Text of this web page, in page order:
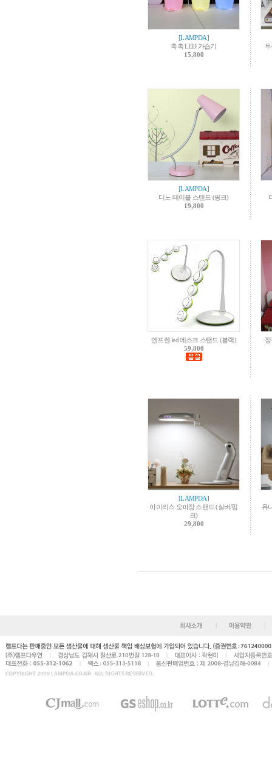
[LAMPDA]
촉촉 LED 가습기
15,800
[LAMPDA]
디노 테이블 스탠드 (핑크)
19,800
엔프렌 led 데스크 스탠드 (블랙)
59,800
[LAMPDA]
아이리스 오파장 스탠드 (실버/핑
크)
29,800
유